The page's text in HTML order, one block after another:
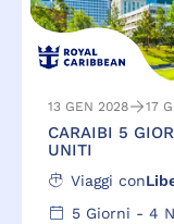
13 GEN 2028 17
CARAIBI 5
UNITI
Viaggi con
5Giorni - 4